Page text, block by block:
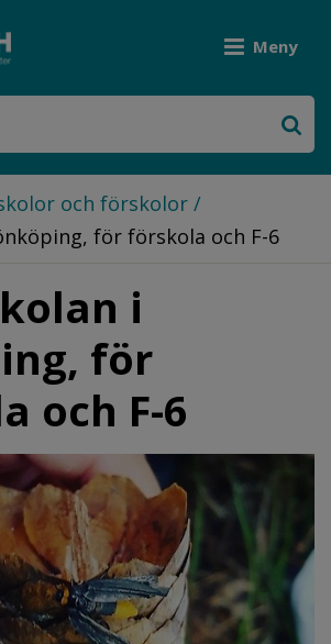
Meny
och förskolor /
för förskola och F-6
i
för
och F-6